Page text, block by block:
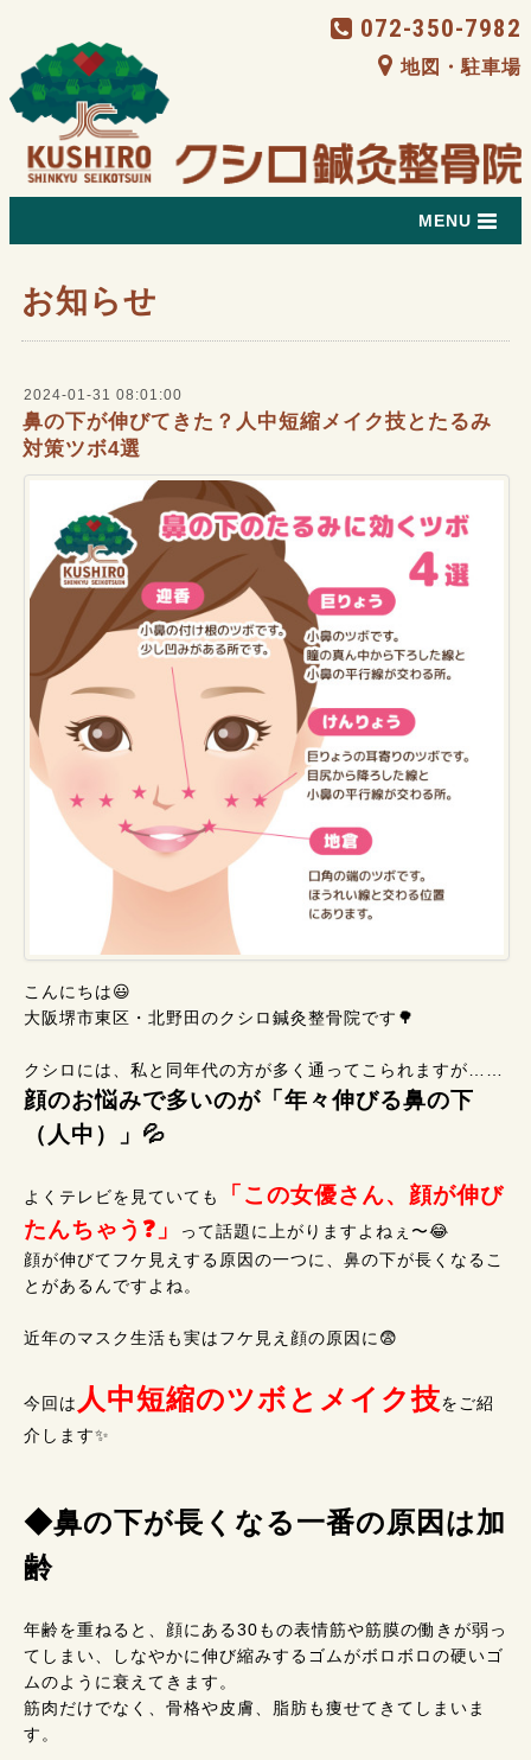
072-350-7982
地図・駐車場
MENU
お知らせ
2024-01-31 08:01:00
鼻の下が伸びてきた？人中短縮メイク技とたるみ
対策ツボ4選
こんにちは😃
大阪堺市東区・北野田のクシロ鍼灸整骨院です🌳
クシロには、私と同年代の方が多く通ってこられますが……
顔のお悩みで多いのが「年々伸びる鼻の下
（人中）」💦
よくテレビを見ていても
「この女優さん、顔が伸び
たんちゃう❓」
って話題に上がりますよねぇ〜😂
顔が伸びてフケ見えする原因の一つに、鼻の下が長くなるこ
とがあるんですよね。
近年のマスク生活も実はフケ見え顔の原因に😨
今回は 人中短縮のツボとメイク技をご紹
介します✨
◆鼻の下が長くなる一番の原因は加
齢
年齢を重ねると、顔にある30もの表情筋や筋膜の働きが弱っ
てしまい、しなやかに伸び縮みするゴムがボロボロの硬いゴ
ムのように衰えてきます。
筋肉だけでなく、骨格や皮膚、脂肪も痩せてきてしまいま
す。